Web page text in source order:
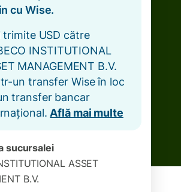
cu Wise.
trimite USD către
INSTITUTIONAL
MANAGEMENT B.V.
un transfer Wise în loc
transfer bancar
Află mai multe
sucursalei
ASSET
B.V.